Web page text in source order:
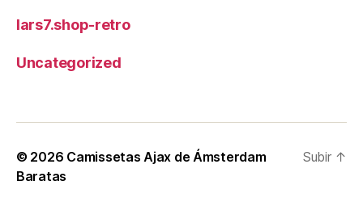
lars7.shop-retro
Uncategorized
© 2026 Camissetas Ajax de Ámsterdam
Baratas
Subir ↑